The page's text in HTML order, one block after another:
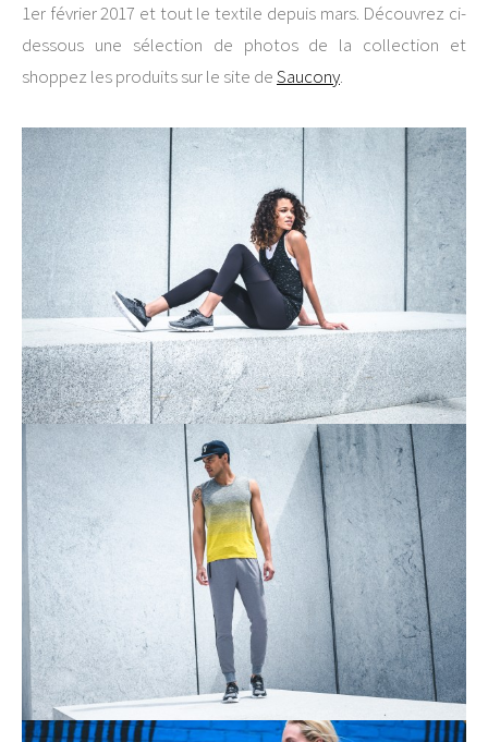
1er février 2017 et tout le textile depuis mars. Découvrez ci-
dessous une sélection de photos de la collection et
shoppez les produits sur le site deSaucony.